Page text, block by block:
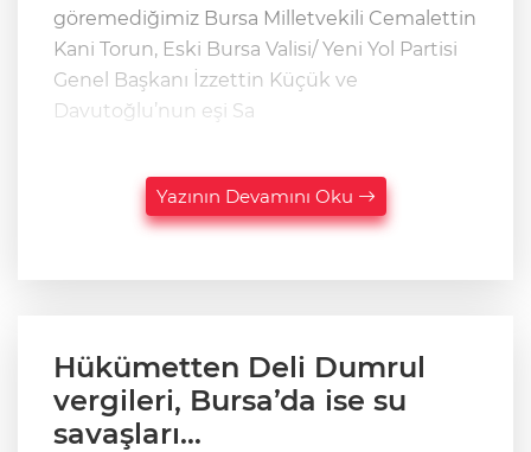
göremediğimiz Bursa Milletvekili Cemalettin
Kani Torun, Eski Bursa Valisi/ Yeni Yol Partisi
Genel Başkanı İzzettin Küçük ve
Davutoğlu’nun eşi Sa
Yazının Devamını Oku
Hükümetten Deli Dumrul
vergileri, Bursa’da ise su
savaşları…